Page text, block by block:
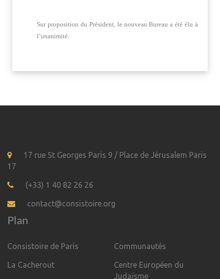
Sur proposition du Président, le nouveau Bureau a été élu à
l’unanimité.
17 rue St Georges Paris 9 / Place de Jérusalem Paris
17
(+33) 1 40 82 26 26
contact@consistoire.org
Plan
Consistoire de Paris
La Cacherout
Communautés
Centre Européen du
Judaïsme